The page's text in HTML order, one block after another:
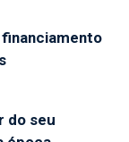
do seu